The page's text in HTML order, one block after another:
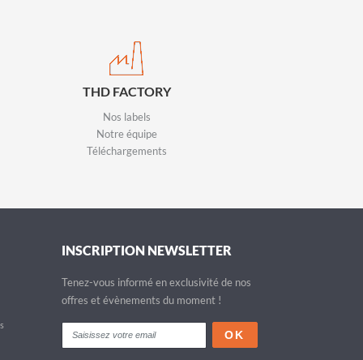
THD FACTORY
Nos labels
Notre équipe
Téléchargements
INSCRIPTION NEWSLETTER
Tenez-vous informé en exclusivité de nos
offres et évènements du moment !